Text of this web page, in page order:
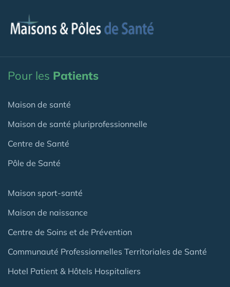
Pour les Patients
Maison de santé
Maison de santé pluriprofessionnelle
Centre de Santé
Pôle de Santé
Maison sport-santé
Maison de naissance
Centre de Soins et de Prévention
Communauté Professionnelles Territoriales de Santé
Hotel Patient & Hôtels Hospitaliers